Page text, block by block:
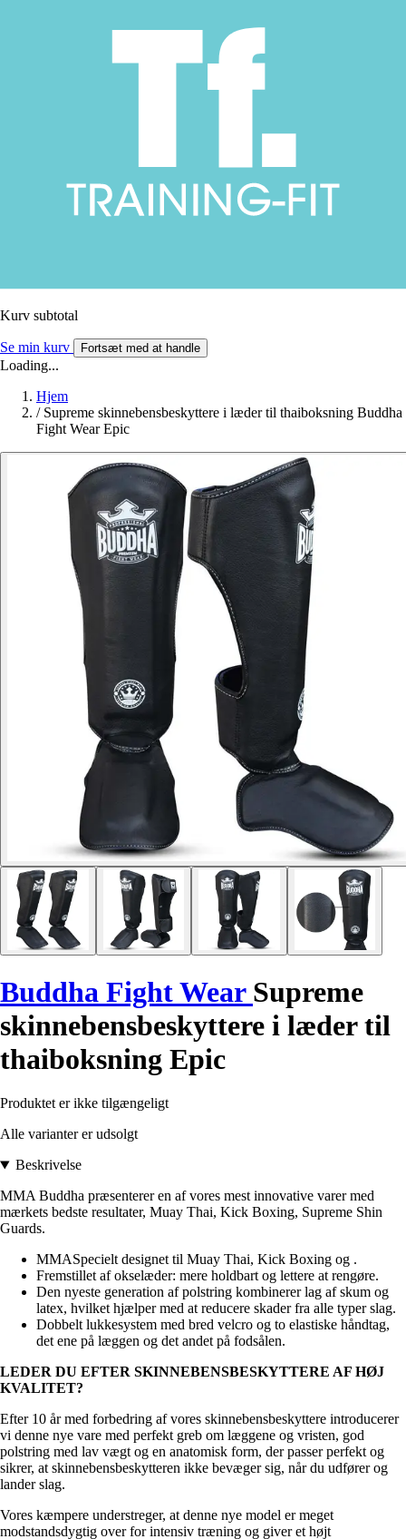
Kurv subtotal
Se min kurv Fortsæt med at handle
Loading...
Hjem
/ Supreme skinnebensbeskyttere i læder til thaiboksning Buddha
Fight Wear Epic
Buddha Fight Wear Supreme
skinnebensbeskyttere i læder til
thaiboksning Epic
Produktet er ikke tilgængeligt
Alle varianter er udsolgt
Beskrivelse
MMA Buddha præsenterer en af vores mest innovative varer med
mærkets bedste resultater, Muay Thai, Kick Boxing, Supreme Shin
Guards.
MMASpecielt designet til Muay Thai, Kick Boxing og .
Fremstillet af okselæder: mere holdbart og lettere at rengøre.
Den nyeste generation af polstring kombinerer lag af skum og
latex, hvilket hjælper med at reducere skader fra alle typer slag.
Dobbelt lukkesystem med bred velcro og to elastiske håndtag,
det ene på læggen og det andet på fodsålen.
LEDER DU EFTER SKINNEBENSBESKYTTERE AF HØJ
KVALITET?
Efter 10 år med forbedring af vores skinnebensbeskyttere introducerer
vi denne nye vare med perfekt greb om læggene og vristen, god
polstring med lav vægt og en anatomisk form, der passer perfekt og
sikrer, at skinnebensbeskytteren ikke bevæger sig, når du udfører og
lander slag.
Vores kæmpere understreger, at denne nye model er meget
modstandsdygtig over for intensiv træning og giver et højt